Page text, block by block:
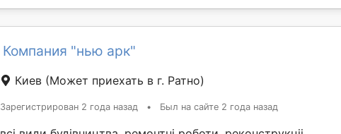
Компания "нью арк"
Киев (Может приехать в г. Ратно)
Зарегистрирован 2 года назад • Был на сайте 2 года назад